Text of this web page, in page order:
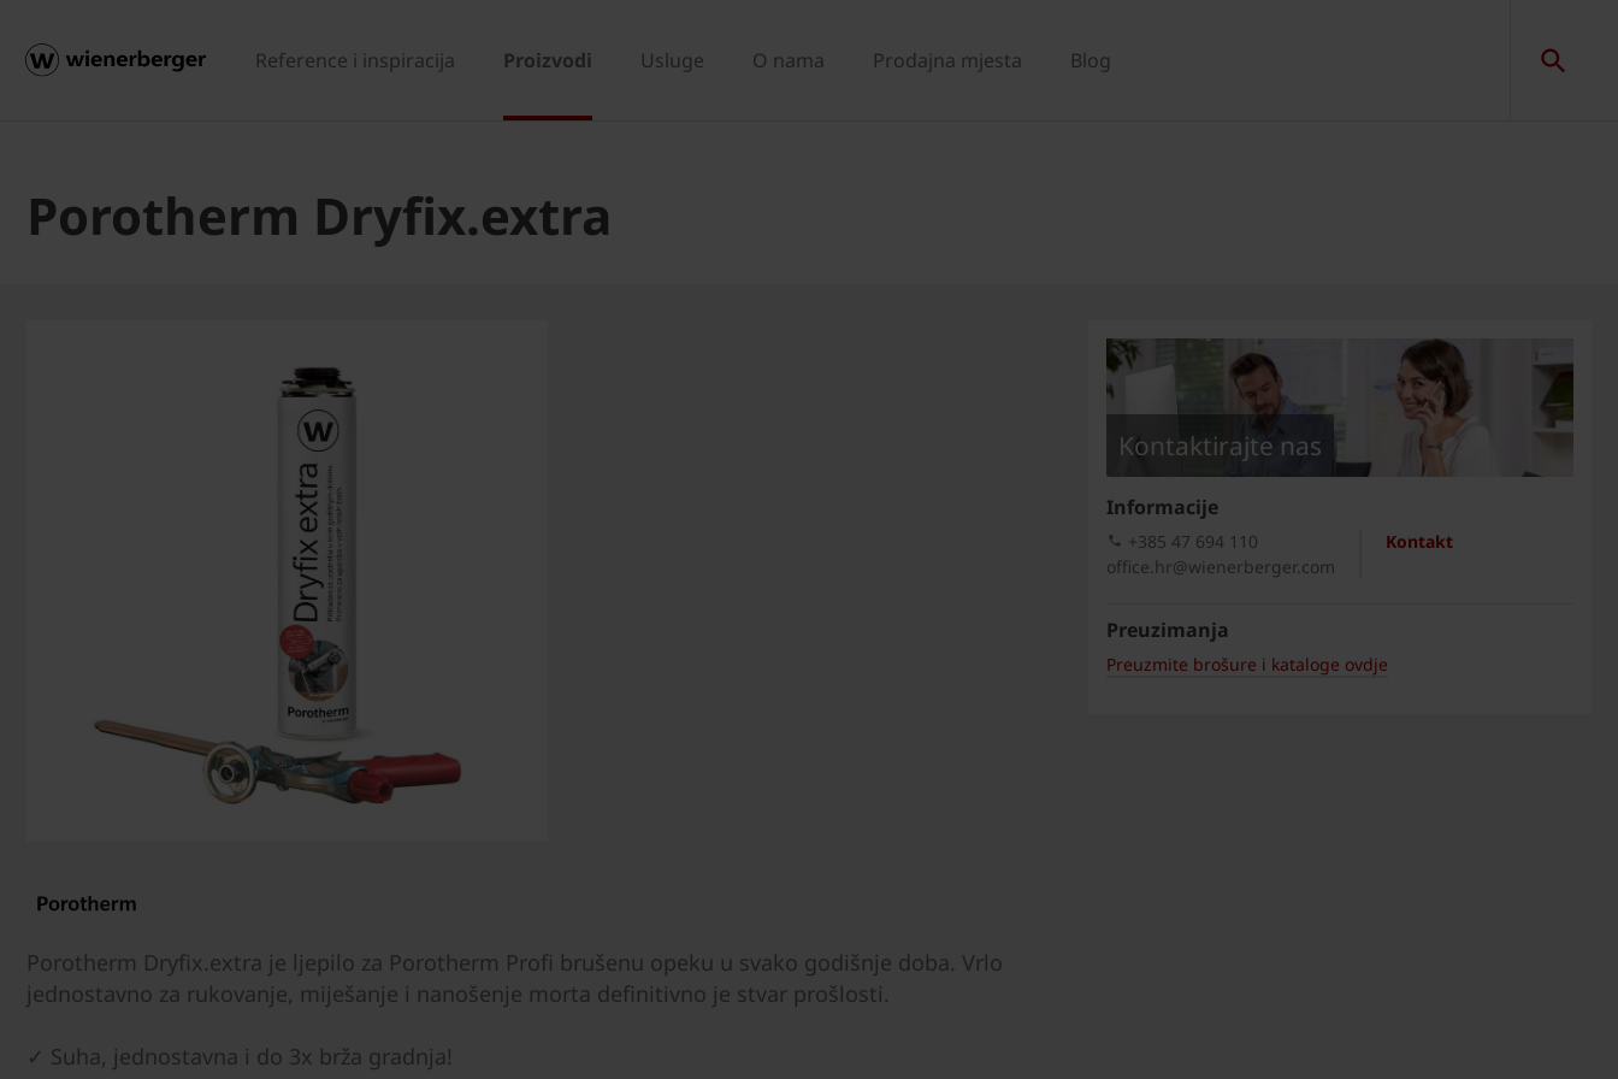
Reference i inspiracija Proizvodi Usluge O nama Prodajna mjesta Blog
Porotherm Dryfix.extra
Porotherm Dryfix.extra je ljepilo za Porotherm Profi brušenu opeku u svako godišnje doba. Vrlo
jednostavno za rukovanje, miješanje i nanošenje morta definitivno je stvar prošlosti.
✓ Suha, jednostavna i do 3x brža gradnja!
Kontaktirajte nas
Informacije
Kontakt
+385 47 694 110
office.hr@wienerberger.com
Preuzimanja
Preuzmite brošure i kataloge ovdje